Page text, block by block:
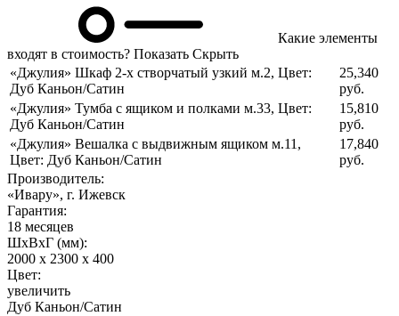
Какие элементы
входят в стоимость? Показать Скрыть
«Джулия» Шкаф 2-х створчатый узкий м.2, Цвет:
Дуб Каньон/Сатин
25,340
руб.
«Джулия» Тумба с ящиком и полками м.33, Цвет:
Дуб Каньон/Сатин
15,810
руб.
«Джулия» Вешалка с выдвижным ящиком м.11 ,
Цвет: Дуб Каньон/Сатин
17,840
руб.
Производитель:
«Ивару», г. Ижевск
Гарантия:
18 месяцев
ШхВхГ (мм):
2000 х 2300 х 400
Цвет:
увеличить
Дуб Каньон/Сатин